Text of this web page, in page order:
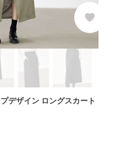
デザイン ロングスカート